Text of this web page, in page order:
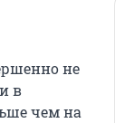
не
в
чем на